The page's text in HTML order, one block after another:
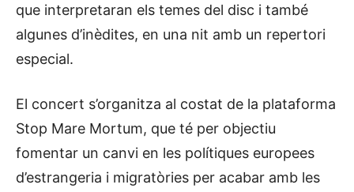
que interpretaran els temes del disc i també
algunes d’inèdites, en una nit amb un repertori
especial.
El concert s’organitza al costat de la plataforma
Stop Mare Mortum, que té per objectiu
fomentar un canvi en les polítiques europees
d’estrangeria i migratòries per acabar amb les